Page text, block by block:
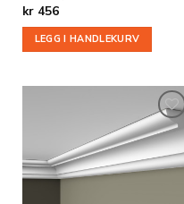
kr456
LEGG I HANDLEKURV
Legg til
i
ønskeliste